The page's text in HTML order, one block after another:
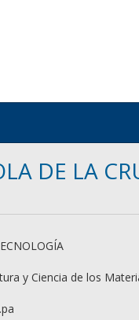
DE LA
y Ciencia de los